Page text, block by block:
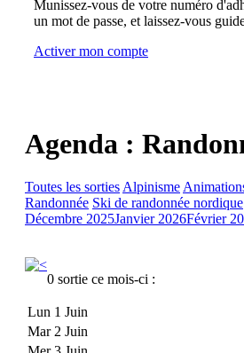
Munissez-vous de votre numéro
un mot de passe, et laissez-vous
Activer mon compte
Agenda :
Toutes les sortiesAlpinisme
Randonnée Ski de randonnée nordique
Décembre 2025Janvier 2026Février
0 sortie ce mois-ci :
Lun 1 Juin
Mar 2 Juin